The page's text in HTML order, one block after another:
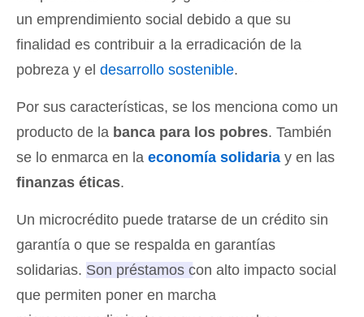
un emprendimiento social debido a que su
finalidad es contribuir a la erradicación de la
pobreza y el desarrollo sostenible.
Por sus características, se los menciona como un
producto de la banca para los pobres. También
se lo enmarca en la economía solidaria y en las
finanzas éticas.
Un microcrédito puede tratarse de un crédito sin
garantía o que se respalda en garantías
solidarias. Son préstamos con alto impacto social
que permiten poner en marcha